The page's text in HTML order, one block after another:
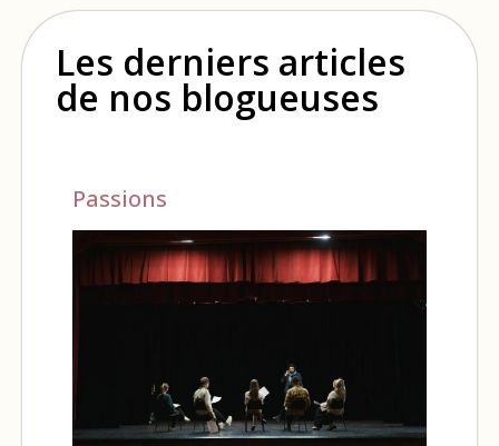
Les derniers articles
de nos blogueuses
Passions